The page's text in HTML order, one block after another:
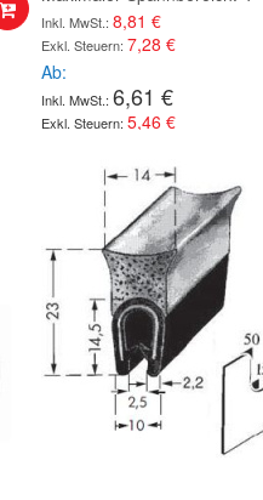
8,81 €
7,28 €
Ab
6,61 €
5,46 €